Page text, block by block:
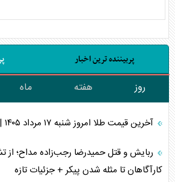
پربیننده ترین اخبار
روز هفته ماه
آخرین قیمت طلا امروز شنبه ۱۷ مرداد ۱۴۰۵ | صعود تاریخی طلا
ربایش و قتل حمیدرضا رجب‌زاده مداح؛ از
کارآگاهان تا مثله شدن پیکر + جزئیات تازه